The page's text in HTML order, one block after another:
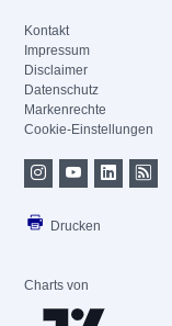
Kontakt
Impressum
Disclaimer
Datenschutz
Markenrechte
Cookie-Einstellungen
Drucken
Charts von